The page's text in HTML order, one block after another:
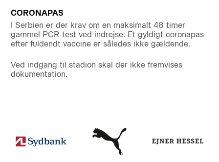
CORONAPAS
I Serbien er der krav om en maksimalt 48 timer
gammel PCR-test ved indrejse. Et gyldigt coronapas
efter fuldendt vaccine er således ikke gældende.
Ved indgang til stadion skal der ikke fremvises
dokumentation.